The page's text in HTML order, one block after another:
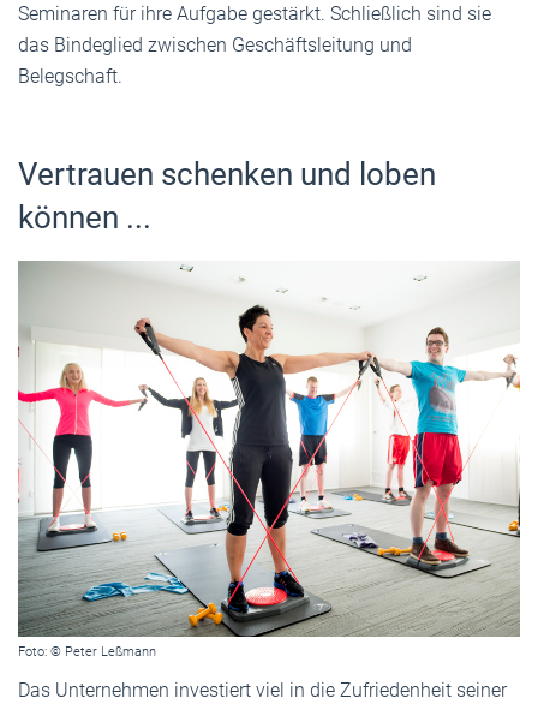
Seminaren für ihre Aufgabe gestärkt. Schließlich sind sie
das Bindeglied zwischen Geschäftsleitung und
Belegschaft.
Vertrauen schenken und loben
können ...
Foto: © Peter Leßmann
Das Unternehmen investiert viel in die Zufriedenheit seiner